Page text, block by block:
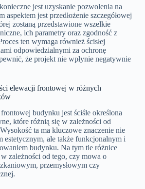
jest uzyskanie pozwolenia na
jest przedłożenie szczegółowej
zostaną przedstawione wszelkie
ich parametry oraz zgodność z
ten wymaga również ścisłej
odpowiedzialnymi za ochronę
że projekt nie wpłynie negatywnie
elewacji frontowej w różnych
budynku jest ściśle określona
które różnią się w zależności od
ta ma kluczowe znaczenie nie
estetycznym, ale także funkcjonalnym i
budynku. Na tym tle różnice
zależności od tego, czy mowa o
przemysłowym czy